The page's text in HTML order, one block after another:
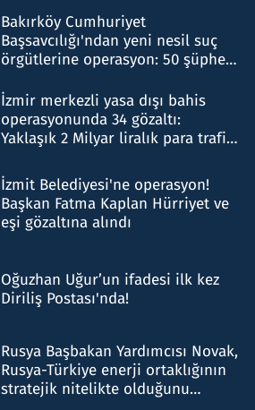
Bakırköy Cumhuriyet
Başsavcılığı'ndan yeni nesil suç
örgütlerine operasyon: 50 şüpheli
İzmir merkezli yasa dışı bahis
operasyonunda 34 gözaltı:
Yaklaşık 2 Milyar liralık para trafiği
İzmit Belediyesi'ne operasyon!
Başkan Fatma Kaplan Hürriyet ve
eşi gözaltına alındı
Oğuzhan Uğur’un ifadesi ilk kez
Diriliş Postası'nda!
Rusya Başbakan Yardımcısı Novak,
Rusya-Türkiye enerji ortaklığının
stratejik nitelikte olduğunu